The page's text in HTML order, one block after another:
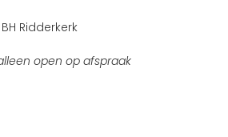
Ridderkerk
open op afspraak